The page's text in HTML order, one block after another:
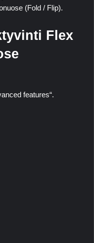
(Fold / Flip).
Flex
features“.